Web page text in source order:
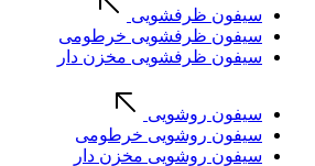
سیفون ظرفشویی
سیفون ظرفشویی خرطومی
سیفون ظرفشویی مخزن دار
سیفون روشویی
سیفون روشویی خرطومی
سیفون روشویی مخزن دار